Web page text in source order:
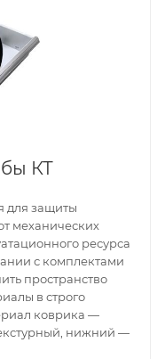
КТ
для защиты
механических
ресурса
с комплектами
пространство
в строго
коврика —
нижний —